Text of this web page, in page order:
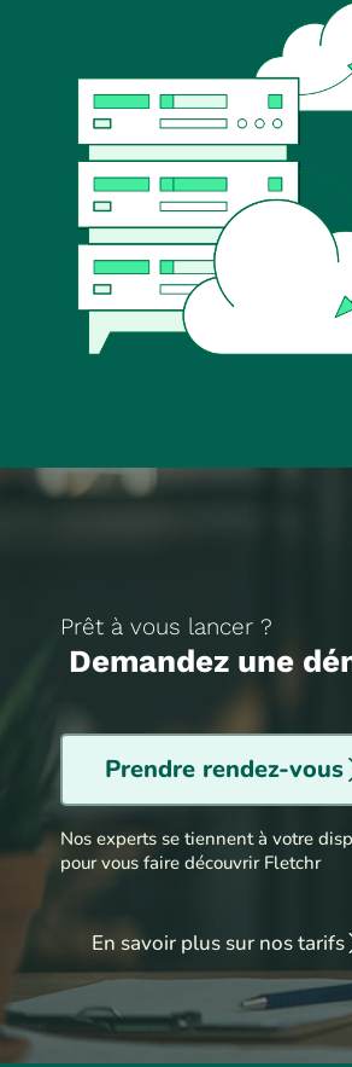
Prêt à vous lancer ?
Demandez une
Prendre rendez-vous
Nos experts se tiennent à votre
pour vous faire découvrir Fletchr
En savoir plus sur nos tarifs